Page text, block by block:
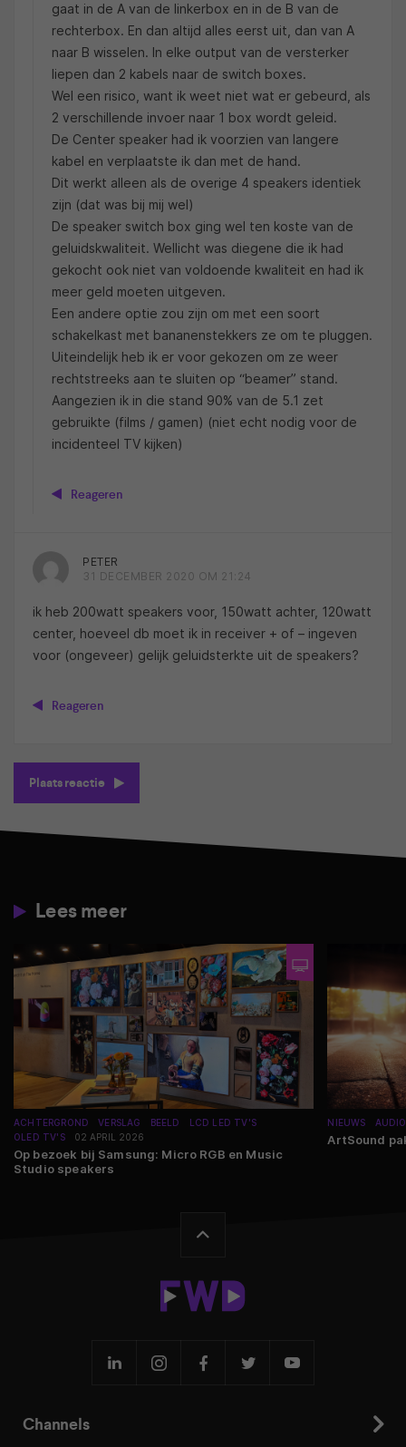
gaat in de A van de linkerbox en in de B van de
rechterbox. En dan altijd alles eerst uit, dan van A
naar B wisselen. In elke output van de versterker
liepen dan 2 kabels naar de switch boxes.
Wel een risico, want ik weet niet wat er gebeurd, als
2 verschillende invoer naar 1 box wordt geleid.
De Center speaker had ik voorzien van langere
kabel en verplaatste ik dan met de hand.
Dit werkt alleen als de overige 4 speakers identiek
zijn (dat was bij mij wel)
De speaker switch box ging wel ten koste van de
geluidskwaliteit. Wellicht was diegene die ik had
gekocht ook niet van voldoende kwaliteit en had ik
meer geld moeten uitgeven.
Een andere optie zou zijn om met een soort
schakelkast met bananenstekkers ze om te pluggen.
Uiteindelijk heb ik er voor gekozen om ze weer
rechtstreeks aan te sluiten op “beamer” stand.
Aangezien ik in die stand 90% van de 5.1 zet
gebruikte (films / gamen) (niet echt nodig voor de
incidenteel TV kijken)
Reageren
PETER
31 DECEMBER 2020 OM 21:24
ik heb 200watt speakers voor, 150watt achter, 120watt
center, hoeveel db moet ik in receiver + of – ingeven
voor (ongeveer) gelijk geluidsterkte uit de speakers?
Reageren
Plaats reactie
Lees meer
ACHTERGROND VERSLAG BEELD
LCD LED TV'S
OLED TV'S
02 APRIL 2026
Op bezoek bij Samsung: Micro RGB en Music
Studio speakers
NIEUWS AUDIO
ArtSound
Channels